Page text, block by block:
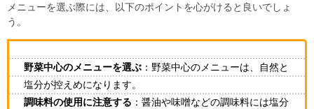
メニューを選ぶ際には、以下のポイントを心がけると良いでしょ
う。
野菜中心のメニューを選ぶ ：野菜中心のメニューは、自然と
塩分が控えめになります。
調味料の使用に注意する ：醤油や味噌などの調味料には塩分